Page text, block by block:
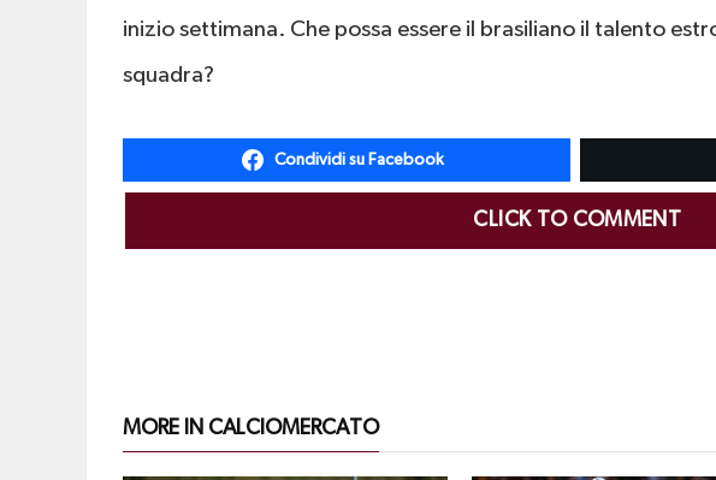
inizio settimana. Che possa essere il brasiliano il talento
squadra?
Condividi su Facebook
CLICK TO COMMENT
MORE IN CALCIOMERCATO